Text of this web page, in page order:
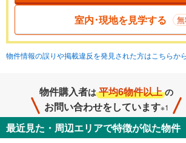
室内･現地を見学する
物件情報の誤りや掲載違反を発見された方はこちらか
物件購入者は 平均6物件以上 の
お問い合わせをしています※1
最近見た・周辺エリアで特徴が似た物件